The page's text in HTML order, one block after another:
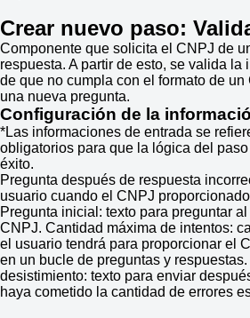
Crear nuevo paso:
Componente que solicita el CNPJ de
respuesta. A partir de esto, se valida la
de que no cumpla con el formato de
una nueva pregunta.
Configuración de la
*Las informaciones de entrada se
obligatorios para que la lógica del
éxito.
Pregunta después de respuesta
usuario cuando el CNPJ
Pregunta inicial: texto para preguntar
CNPJ. Cantidad máxima de intentos:
el usuario tendrá para proporcionar el
en un bucle de preguntas y
desistimiento: texto para enviar
haya cometido la cantidad de errores